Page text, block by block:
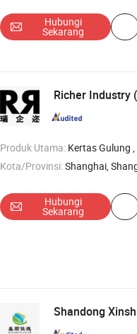
Hubungi
Sekarang
Richer Industry
Produk Utama: Kertas Gulung , Kertas Tisu Berwarna Mf/Mg Putih , Kertas Tisu Cetak
Kota/Provinsi:Shanghai,
Hubungi
Sekarang
Shandong